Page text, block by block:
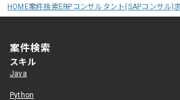
HOME案件検索ERPコンサルタント(SAPコンサル)
案件検索
スキル
Java
Python